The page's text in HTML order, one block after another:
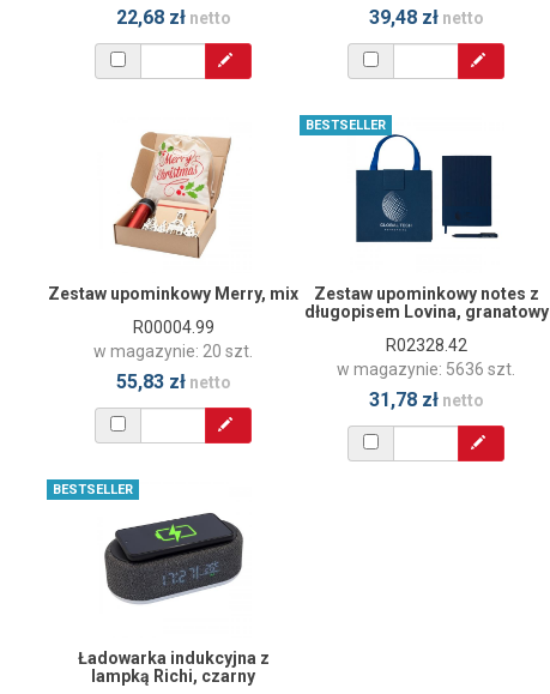
22,68 złnetto 39,48 złnetto
Zestaw upominkowy Merry, mix
R00004.99
w magazynie: 20 szt.
55,83 złnetto
BESTSELLER
Zestaw upominkowy notes z
długopisem Lovina, granatowy
R02328.42
w magazynie: 5636 szt.
31,78 złnetto
BESTSELLER
Ładowarka indukcyjna z
lampką Richi, czarny